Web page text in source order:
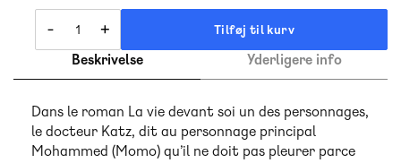
- + Tilføj til kurv
Beskrivelse Yderligere info
Dans le roman La vie devant soi un des personnages,
le docteur Katz, dit au personnage principal
Mohammed (Momo) qu’il ne doit pas pleurer parce